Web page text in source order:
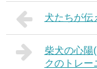
犬たちが伝
柴犬の心陽
クのトレー